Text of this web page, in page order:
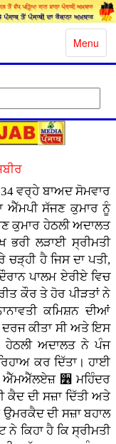
Toggle
Menu
ਵਰ੍ਹੇ ਬਾਅਦ ਸੋਮਵਾਰ
ਐੱਮਪੀ ਸੱਜਣ ਕੁਮਾਰ ਨੂੰ
ਕੁਮਾਰ ਹੇਠਲੀ ਅਦਾਲਤ
ਲੜਾਈ ਸ੍ਰੀਮਤੀ
ਹੈ ਜਿਸ ਦਾ ਪਤੀ,
ਪਾਲਮ ਏਰੀਏ ਵਿਚ
ਕੌਰ ਤੇ ਹੋਰ ਪੀੜਤਾਂ ਨੇ
ਕਮਿਸ਼ਨ ਦੀਆਂ
ਦਰਜ ਕੀਤਾ ਸੀ ਅਤੇ ਇਸ
ਹੇਠਲੀ ਅਦਾਲਤ ਨੇ ਪੰਜ
ਕਰ ਦਿੱਤਾ। ਹਾਈ
ਐੱਮਐੱਲਏਜ਼ ૶ ਮਹਿੰਦਰ
ਕੈਦ ਦੀ ਸਜ਼ਾ ਦਿੱਤੀ ਅਤੇ
ਦੀ ਸਜ਼ਾ ਬਹਾਲ
ਕਿਹਾ ਹੈ ਕਿ ਸ੍ਰੀਮਤੀ